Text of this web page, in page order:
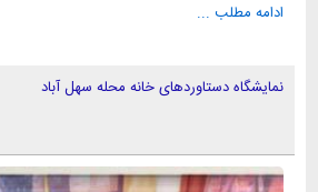
ادامه مطلب ...
نمایشگاه دستاوردهای خانه محله سهل آباد